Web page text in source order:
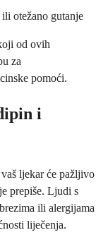
otežano gutanje
od ovih
za
pomoći.
i
ljekar će pažljivo
prepiše. Ljudi s
ili alergijama
liječenja.